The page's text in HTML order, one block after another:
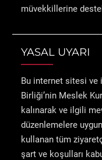
müvekkillerine
YASAL UYARI
Bu internet sitesi ve
Birliği’nin Meslek
kalınarak ve ilgili
düzenlemelere
kullanan tüm
şart ve koşulları